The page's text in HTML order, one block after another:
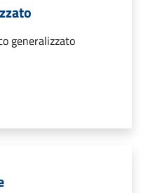
generalizzato